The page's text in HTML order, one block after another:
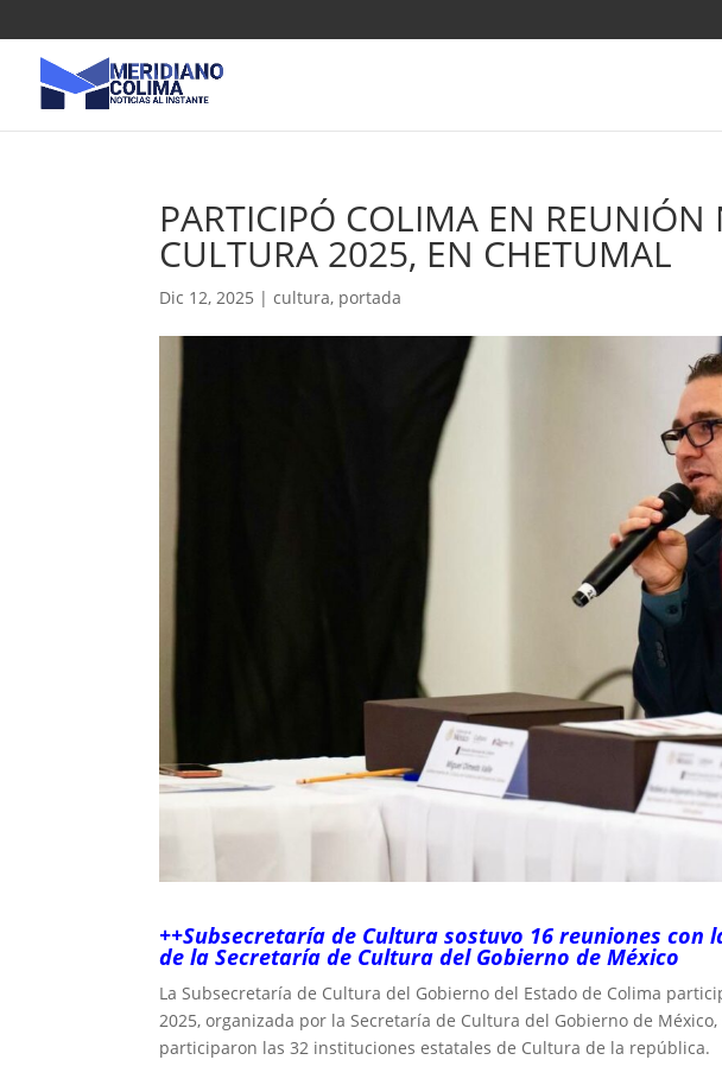
PARTICIPÓ COLIMA EN REUNIÓN
CULTURA 2025, EN CHETUMAL
Dic 12, 2025 |cultura, portada
++Subsecretaría de Cultura sostuvo 16 reuniones con
de la Secretaría de Cultura del Gobierno de México
La Subsecretaría de Cultura del Gobierno del Estado de Colima
2025, organizada por la Secretaría de Cultura del Gobierno de
participaron las 32 instituciones estatales de Cultura de la república.